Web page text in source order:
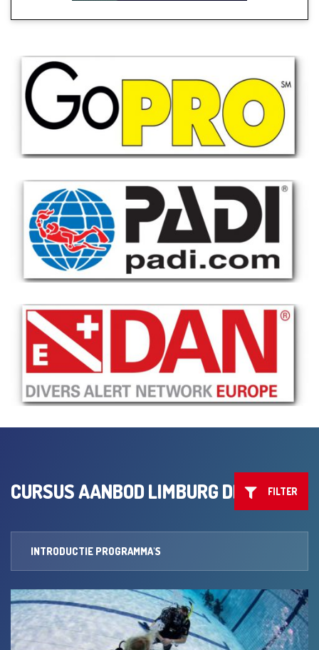
FILTER
CURSUS AANBOD LIMBURG DIVING
INTRODUCTIE PROGRAMMA'S
LEREN DUIKEN
OPFRIS CURSUS